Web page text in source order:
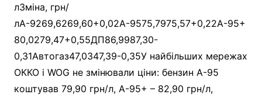
лЗміна, грн/
лА-9269,6269,60+0,02А-9575,7975,57+0,22А-95+
80,0279,47+0,55ДП86,9987,30-
0,31Автогаз47,0347,39-0,35У найбільших мережах
ОККО і WOG не змінювали ціни: бензин А-95
коштував 79,90 грн/л, А-95+ – 82,90 грн/л,